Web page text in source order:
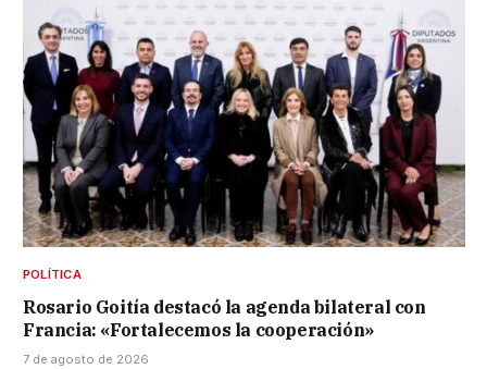
POLÍTICA
Rosario Goitía destacó la agenda bilateral con
Francia: «Fortalecemos la cooperación»
7 de agosto de 2026